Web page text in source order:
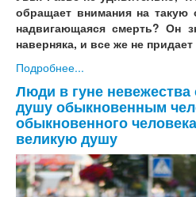
обращает внимания на такую
надвигающаяся смерть? Он
наверняка, и все же не
Подробнее...
Люди в гуне
душу обыкновенным
обыкновенного
великую душу